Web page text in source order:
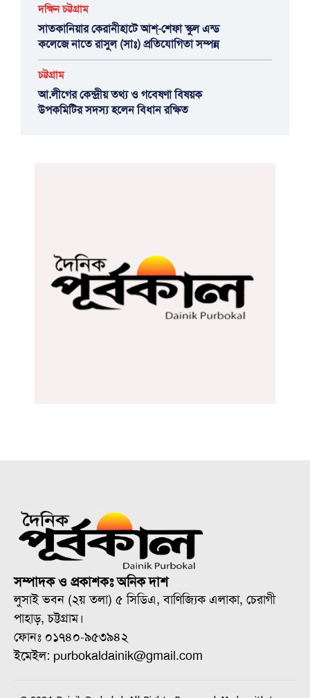
দক্ষিন চট্টগ্রাম
সাতকানিয়ার কেরানীহাটে আশ্-শেফা স্কুল এন্ড
কলেজে নাতে রাসুল (সাঃ) প্রতিযোগিতা সম্পন্ন
চট্টগ্রাম
আ.লীগের কেন্দ্রীয় তথ্য ও গবেষণা বিষয়ক
উপকমিটির সদস্য হলেন বিধান রক্ষিত
সম্পাদক ও প্রকাশকঃ অনিক দাশ
লুসাই ভবন (২য় তলা) ৫ সিডিএ, বাণিজ্যিক এলাকা, চেরাগী
পাহাড়, চট্টগ্রাম।
ফোনঃ ০১৭৪০-৯৫৩৯৪২
ইমেইল: purbokaldainik@gmail.com